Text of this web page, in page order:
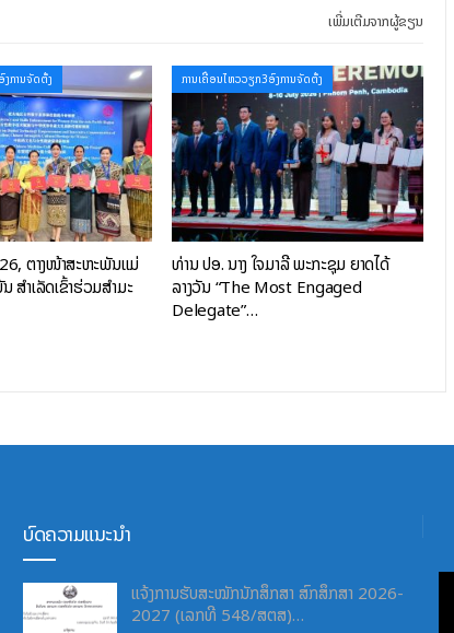
ເພີ່ມເຕີມຈາກຜູ້ຂຽນ
ການຈັດຕັ້ງ
ຕາງໜ້າສະຫະພັນແມ່
ສຳເລັດເຂົ້າຮ່ວມສຳມະ
ການເຄື່ອນໄຫວວຽກ3ອົງການຈັດຕັ້ງ
ທ່ານ ປອ. ນາງ ໃຈມາລີ ພະກະຊຸມ ຍາດໄດ້
ລາງວັນ “The Most Engaged
Delegate”…
ບົດຄວາມແນະນຳ
ແຈ້ງການຮັບສະໝັກນັກສຶກສາ ສົກສຶກສາ 2026-
2027 (ເລກທີ 548/ສຕສ)…